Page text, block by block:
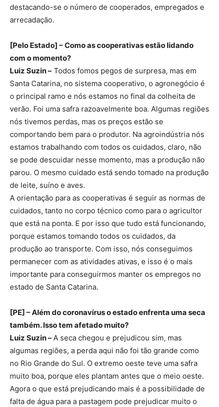
destacando-se o número de cooperados, empregados e
arrecadação.
[Pelo Estado] – Como as cooperativas estão lidando
com o momento?
Luiz Suzin – Todos fomos pegos de surpresa, mas em
Santa Catarina, no sistema cooperativo, o agronegócio é
o principal ramo e nós estamos no final da colheita de
verão. Foi uma safra razoavelmente boa. Algumas regiões
nós tivemos perdas, mas os preços estão se
comportando bem para o produtor. Na agroindústria nós
estamos trabalhando com todos os cuidados, claro, não
se pode descuidar nesse momento, mas a produção não
parou. O mesmo cuidado está sendo tomado na produção
de leite, suíno e aves.
A orientação para as cooperativas é seguir as normas de
cuidados, tanto no corpo técnico como para o agricultor
que está na ponta. E por isso que tudo está funcionando,
porque estamos tomando todos os cuidados, da
produção ao transporte. Com isso, nós conseguimos
permanecer com as atividades ativas, e isso é o mais
importante para conseguirmos manter os empregos no
estado de Santa Catarina.
[PE] – Além do coronavírus o estado enfrenta uma seca
também. Isso tem afetado muito?
Luiz Suzin –A seca chegou e prejudicou sim, mas
algumas regiões, a perda aqui não foi tão grande como
no Rio Grande do Sul. O extremo oeste teve uma safra
muito boa, porque eles plantam antes que o meio oeste.
Agora o que está prejudicando mais é a possibilidade de
falta de água para a pastagem pode prejudicar muito o